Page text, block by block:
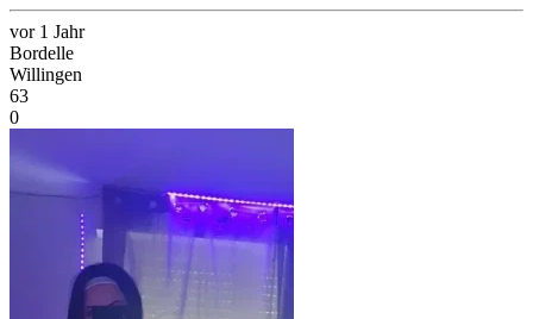
vor 1 Jahr
Bordelle
Willingen
63
0